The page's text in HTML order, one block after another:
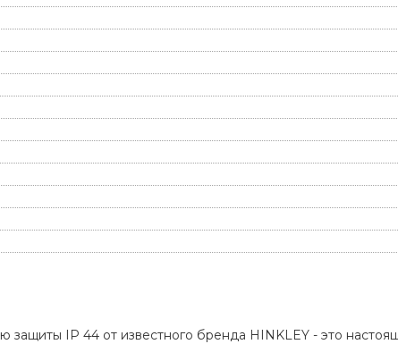
защиты IP 44 от известного бренда HINKLEY - это